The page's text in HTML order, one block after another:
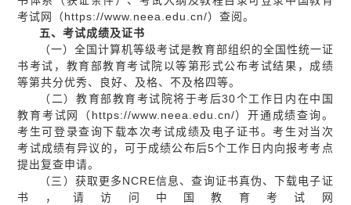
考试网（https://www.neea.edu.cn/）查阅。
五、考试成绩及证书
（一）全国计算机等级考试是教育部组织的全国性统一证
书考试，教育部教育考试院以等第形式公布考试结果，成绩
等第共分优秀、良好、及格、不及格四等。
（二）教育部教育考试院将于考后30个工作日内在中国
教育考试网（https://www.neea.edu.cn/）开通成绩查询。
考生可登录查询下载本次考试成绩及电子证书。考生对当次
考试成绩有异议的，可于成绩公布后5个工作日内向报考考点
提出复查申请。
（三）获取更多NCRE信息、查询证书真伪、下载电子证
书，请访问中国教育考试网